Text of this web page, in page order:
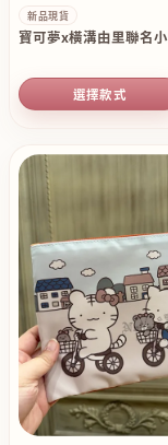
新品現貨
寶可夢x橫溝由里聯名
選擇款式